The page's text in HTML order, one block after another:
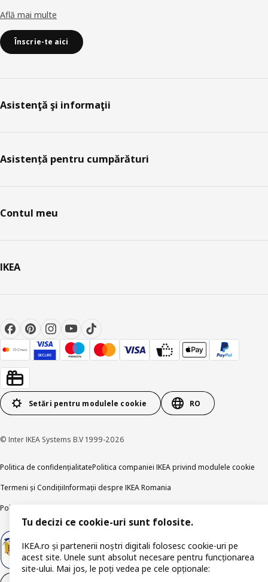
Află mai multe
Înscrie-te aici
Asistenţă şi informaţii
Asistență pentru cumpărături
Contul meu
IKEA
Setări pentru modulele cookie RO
© Inter IKEA Systems B.V 1999-2026
Politica de confidențialitatePolitica companiei IKEA privind modulele cookie
Termeni și CondițiiInformații despre IKEA Romania
Politica de publicare responsabilă
Tu decizi ce cookie-uri sunt folosite.
IKEA.ro și partenerii noștri digitali folosesc cookie-uri pe
acest site. Unele sunt absolut necesare pentru funcționarea
site-ului. Mai jos, le poți vedea pe cele opționale: